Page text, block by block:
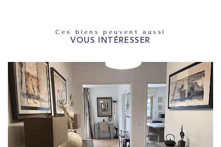
Ces biens peuvent aussi
VOUS INTÉRESSER